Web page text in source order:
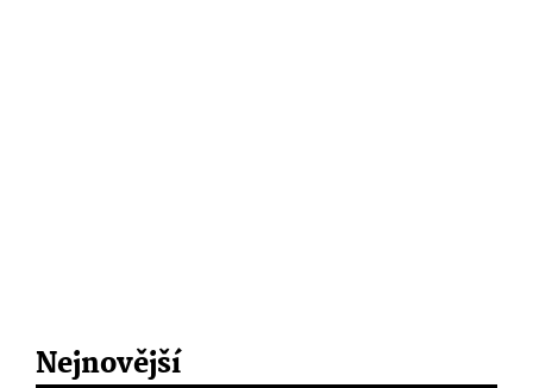
Nejnovější